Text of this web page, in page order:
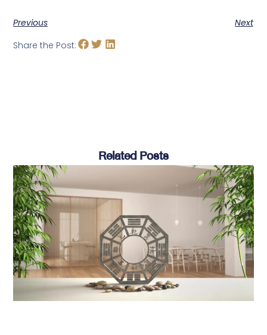
Previous
Next
Share the Post:
Related Posts